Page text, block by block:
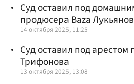
Суд оставил под
продюсера Baza
14 октября 2025, 11:25
Суд оставил под арестом
Трифонова
13 октября 2025, 13:08